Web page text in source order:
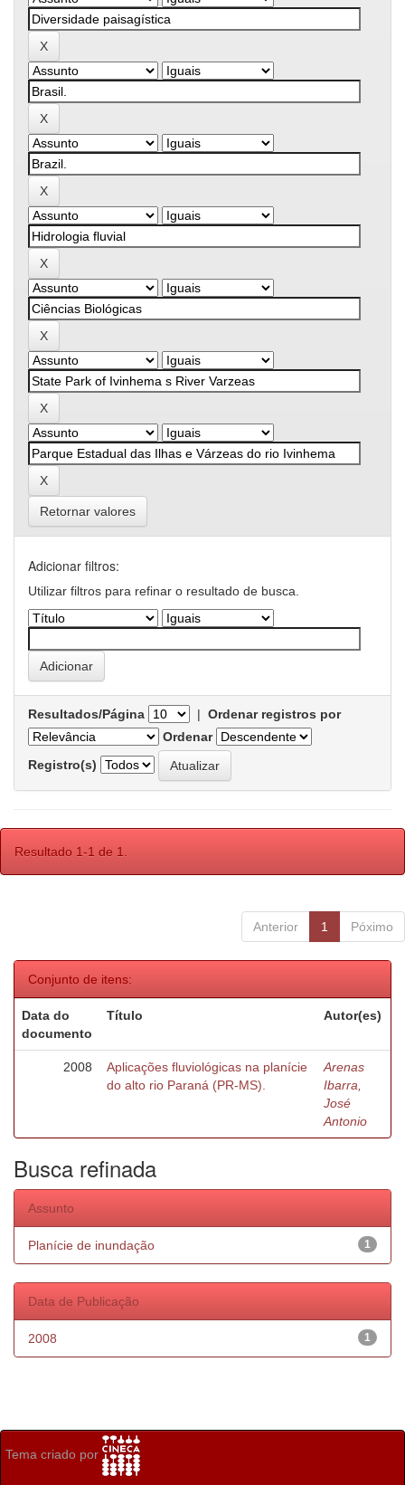
Retornar valores
Adicionar filtros:
Utilizar filtros para refinar o resultado de busca.
Resultados/Página | Ordenar registros por
Ordenar
Registro(s)
Resultado 1-1 de 1.
Anterior 1 Póximo
Conjunto de itens:
Data do
documento
Título Autor(es)
2008
Aplicações fluviológicas na planície
do alto rio Paraná (PR-MS).
Arenas
Ibarra,
José
Antonio
Busca refinada
Assunto
1
Planície de inundação
Data de Publicação
1
2008
Tema criado por